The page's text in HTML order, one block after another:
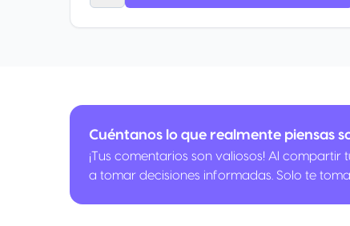
Cuéntanos lo que realmente piensas
¡Tus comentarios son valiosos! Al
a tomar decisiones informadas. Solo te